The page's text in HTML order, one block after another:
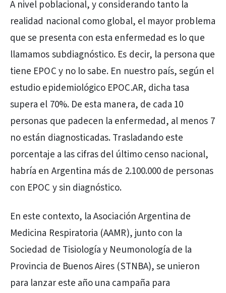
A nivel poblacional, y considerando tanto la
realidad nacional como global, el mayor problema
que se presenta con esta enfermedad es lo que
llamamos subdiagnóstico. Es decir, la persona que
tiene EPOC y no lo sabe. En nuestro país, según el
estudio epidemiológico EPOC.AR, dicha tasa
supera el 70%. De esta manera, de cada 10
personas que padecen la enfermedad, al menos 7
no están diagnosticadas. Trasladando este
porcentaje a las cifras del último censo nacional,
habría en Argentina más de 2.100.000 de personas
con EPOC y sin diagnóstico.
En este contexto, la Asociación Argentina de
Medicina Respiratoria (AAMR), junto con la
Sociedad de Tisiología y Neumonología de la
Provincia de Buenos Aires (STNBA), se unieron
para lanzar este año una campaña para